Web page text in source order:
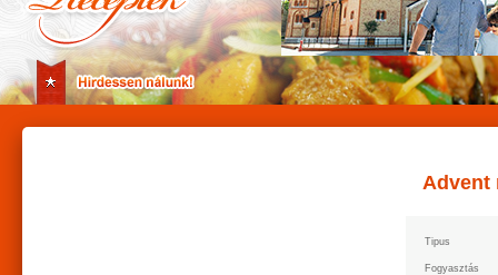
Advent
Tipus
Fogyasztás